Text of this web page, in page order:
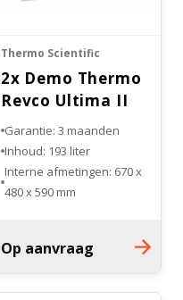
Thermo Scientific
2x Demo Thermo
Revco Ultima II
ULT-7150-9-M23
-150°C Vriezer
Garantie: 3 maanden
Inhoud: 193 liter
Interne afmetingen: 670 x
480 x 590 mm
Op aanvraag